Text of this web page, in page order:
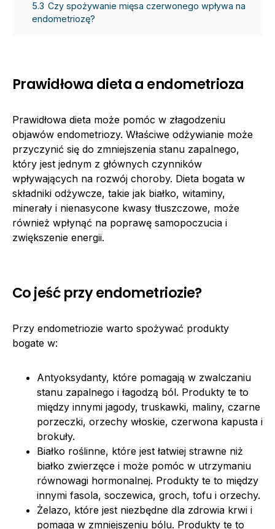
5.3 Czy spożywanie mięsa czerwonego wpływa na
endometriozę?
Prawidłowa dieta a endometrioza
Prawidłowa dieta może pomóc w złagodzeniu
objawów endometriozy. Właściwe odżywianie może
przyczynić się do zmniejszenia stanu zapalnego,
który jest jednym z głównych czynników
wpływających na rozwój choroby. Dieta bogata w
składniki odżywcze, takie jak białko, witaminy,
minerały i nienasycone kwasy tłuszczowe, może
również wpłynąć na poprawę samopoczucia i
zwiększenie energii.
Co jeść przy endometriozie?
Przy endometriozie warto spożywać produkty
bogate w:
Antyoksydanty, które pomagają w zwalczaniu
stanu zapalnego i łagodzą ból. Produkty te to
między innymi jagody, truskawki, maliny, czarne
porzeczki, orzechy włoskie, czerwona kapusta i
brokuły.
Białko roślinne, które jest łatwiej strawne niż
białko zwierzęce i może pomóc w utrzymaniu
równowagi hormonalnej. Produkty te to między
innymi fasola, soczewica, groch, tofu i orzechy.
Żelazo, które jest niezbędne dla zdrowia krwi i
pomaga w zmniejszeniu bólu. Produkty te to